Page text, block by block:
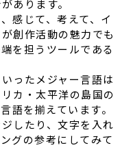
あります。
感じて、考えて、イ
創作活動の魅力でも
を担うツールである
ったメジャー言語は
カ・太平洋の島国の
語を揃えています。
したり、文字を入れ
グの参考にしてみて